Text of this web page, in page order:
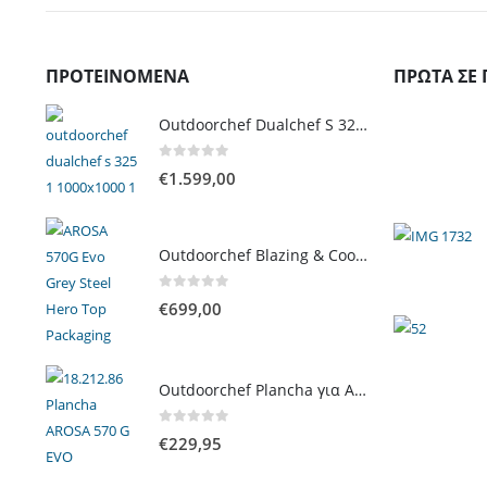
ΠΡΟΤΕΙΝΌΜΕΝΑ
Outdoorchef Dualchef S 325 G Ψησταριά Υγραερίου
€1.599,00
Outdoorchef Blazing & Cooking Zone Kit Plus για Ψησταριά Arosa Evo
€699,00
Outdoorchef Plancha για Arosa Evo
€229,95
ΠΡΏΤΑ ΣΕ